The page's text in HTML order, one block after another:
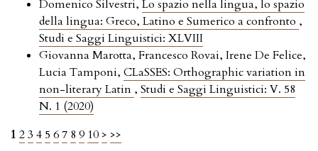
Domenico Silvestri, Lo spazio nella lingua, lo spazio
della lingua: Greco, Latino e Sumerico a confronto ,
Studi e Saggi Linguistici: XLVIII
Giovanna Marotta, Francesco Rovai, Irene De Felice,
Lucia Tamponi, CLaSSES: Orthographic variation in
non-literary Latin , Studi e Saggi Linguistici: V. 58
N. 1 (2020)
1 23 4 5 67 8 9 10 > >>